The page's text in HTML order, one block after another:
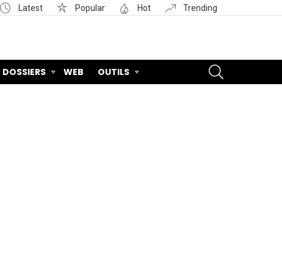
Latest Popular Hot Trending
DOSSIERS WEB OUTILS